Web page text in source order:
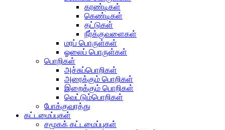
கரண்டிகள்
கெண்டிகள்
தட்டுகள்
நீர்க்குவளைகள்
மரப் பொருள்கள்
ஓலைப் பொருள்கள்
பொறிகள்
அச்சுப்பொறிகள்
அரைக்கும் பொறிகள்
இறைக்கும் பொறிகள்
வெட்டும்பொறிகள்
போக்குவரத்து
கட்டமைப்புகள்
சமூகக் கட்டமைப்புகள்